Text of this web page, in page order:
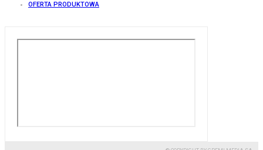
OFERTA PRODUKTOWA